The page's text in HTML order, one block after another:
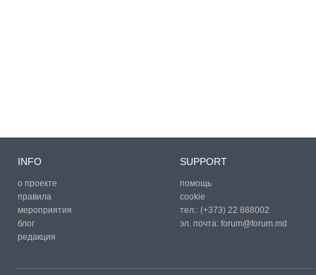
INFO
о проекте
правила
мероприятия
блог
редакция
SUPPORT
помощь
cookie
тел.: (+373) 22 888002
эл. почта: forum@forum.md